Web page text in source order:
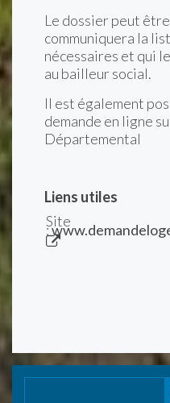
Le dossier peut
communiquera la
nécessaires et qui
au bailleur social.
Il est également
demande en ligne
Départemental
Liens utiles
Site
: